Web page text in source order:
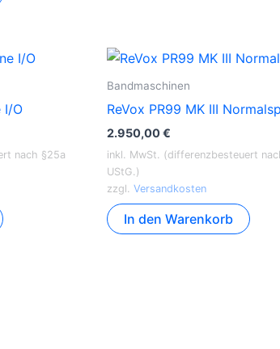
I/O
nach §25a
Bandmaschinen
ReVox PR99 MK III
2.950,00€
inkl. MwSt. (differenzbesteuert
UStG.)
zzgl. Versandkosten
In den Warenkorb